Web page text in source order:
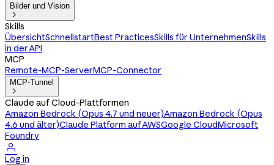
Bilder und Vision

Skills
ÜbersichtSchnellstartBest PracticesSkills für UnternehmenSkills
in der API
MCP
Remote-MCP-ServerMCP-Connector
MCP-Tunnel

Claude auf Cloud-Plattformen
Amazon Bedrock (Opus 4.7 und neuer)Amazon Bedrock (Opus
4.6 und älter)Claude Platform auf AWSGoogle CloudMicrosoft
Foundry

Log in